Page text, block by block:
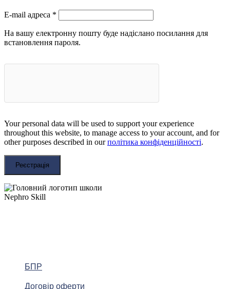
E-mail адреса *
На вашу електронну пошту буде надіслано посилання для
встановлення пароля.
Your personal data will be used to support your experience
throughout this website, to manage access to your account, and for
other purposes described in ourполітика конфіденційності.
Реєстрація
БПР
Договір оферти